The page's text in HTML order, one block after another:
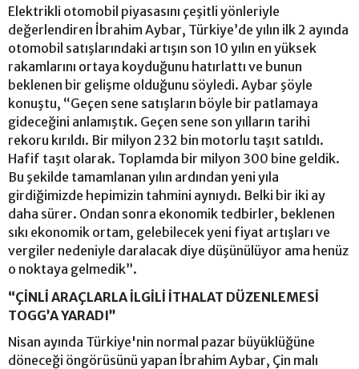
Elektrikli otomobil piyasasını çeşitli yönleriyle
değerlendiren İbrahim Aybar, Türkiye’de yılın ilk 2 ayında
otomobil satışlarındaki artışın son 10 yılın en yüksek
rakamlarını ortaya koyduğunu hatırlattı ve bunun
beklenen bir gelişme olduğunu söyledi. Aybar şöyle
konuştu, “Geçen sene satışların böyle bir patlamaya
gideceğini anlamıştık. Geçen sene son yılların tarihi
rekoru kırıldı. Bir milyon 232 bin motorlu taşıt satıldı.
Hafif taşıt olarak. Toplamda bir milyon 300 bine geldik.
Bu şekilde tamamlanan yılın ardından yeni yıla
girdiğimizde hepimizin tahmini aynıydı. Belki bir iki ay
daha sürer. Ondan sonra ekonomik tedbirler, beklenen
sıkı ekonomik ortam, gelebilecek yeni fiyat artışları ve
vergiler nedeniyle daralacak diye düşünülüyor ama henüz
o noktaya gelmedik”.
“ÇİNLİ ARAÇLARLA İLGİLİ İTHALAT DÜZENLEMESİ
TOGG’A YARADI”
Nisan ayında Türkiye'nin normal pazar büyüklüğüne
döneceği öngörüsünü yapan İbrahim Aybar, Çin malı